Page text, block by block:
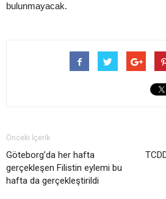
bulunmayacak.
Önceki İçerik
Göteborg’da her hafta
gerçekleşen Filistin eylemi bu
hafta da gerçekleştirildi